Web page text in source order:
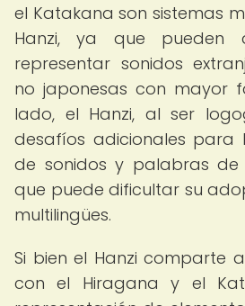
el Katakana son sistemas
Hanzi, ya que pueden
representar sonidos
no japonesas con mayor
lado, el Hanzi, al ser
desafíos adicionales para
de sonidos y palabras de
que puede dificultar su
multilingües.
Si bien el Hanzi comparte
con el Hiragana y el